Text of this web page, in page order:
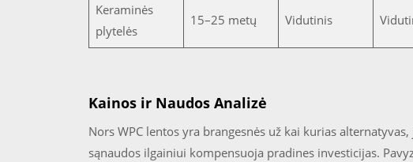
Keraminės
plytelės
15–25 metų Vidutinis
Kainos ir Naudos Analizė
Nors WPC lentos yra brangesnės už kai kurias
sąnaudos ilgainiui kompensuoja pradines investicijas.